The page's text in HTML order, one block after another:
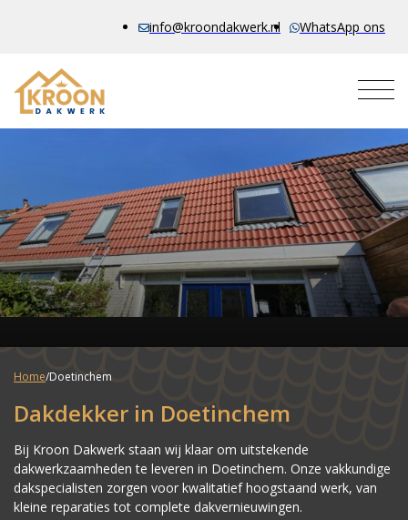
info@kroondakwerk.nl WhatsApp ons
Home/Doetinchem
Dakdekker in Doetinchem
Bij Kroon Dakwerk staan wij klaar om uitstekende
dakwerkzaamheden te leveren in Doetinchem. Onze vakkundige
dakspecialisten zorgen voor kwalitatief hoogstaand werk, van
kleine reparaties tot complete dakvernieuwingen.